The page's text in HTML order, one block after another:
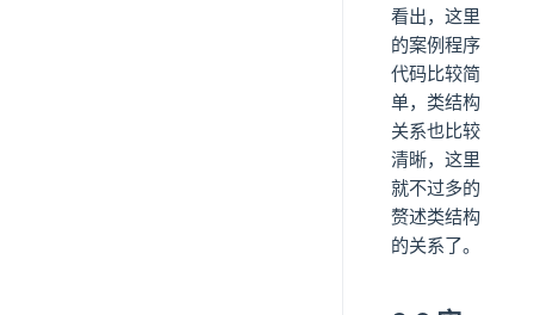
看出，这里
的案例程序
代码比较简
单，类结构
关系也比较
清晰，这里
就不过多的
赘述类结构
的关系了。